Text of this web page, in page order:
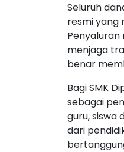
Seluruh
resmi yang
menjaga
benar
Bagi SMK
sebagai
guru, siswa
dari